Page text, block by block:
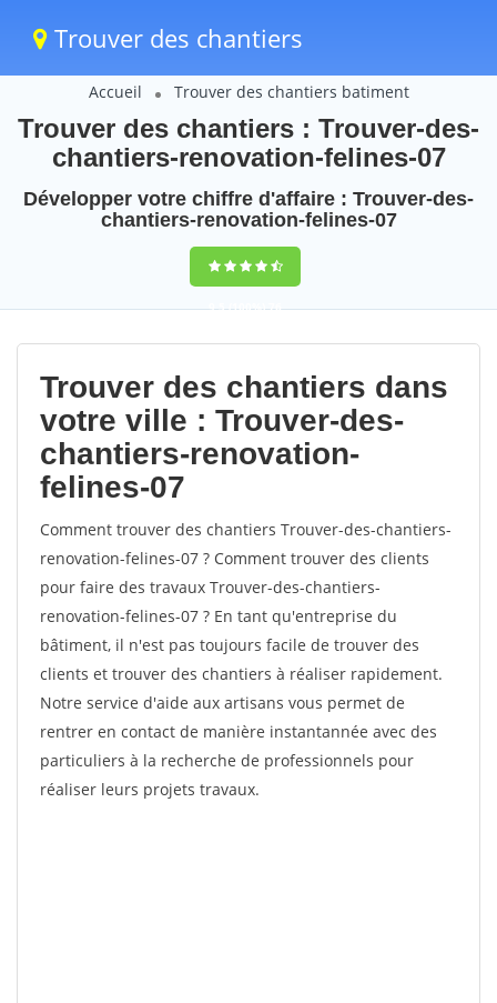
Trouver des chantiers
Accueil Trouver des chantiers batiment
Trouver des chantiers : Trouver-des-
chantiers-renovation-felines-07
Développer votre chiffre d'affaire : Trouver-des-
chantiers-renovation-felines-07
9,5(100%)76
votes
Trouver des chantiers dans
votre ville : Trouver-des-
chantiers-renovation-
felines-07
Comment trouver des chantiers Trouver-des-chantiers-
renovation-felines-07 ? Comment trouver des clients
pour faire des travaux Trouver-des-chantiers-
renovation-felines-07 ? En tant qu'entreprise du
bâtiment, il n'est pas toujours facile de trouver des
clients et trouver des chantiers à réaliser rapidement.
Notre service d'aide aux artisans vous permet de
rentrer en contact de manière instantannée avec des
particuliers à la recherche de professionnels pour
réaliser leurs projets travaux.